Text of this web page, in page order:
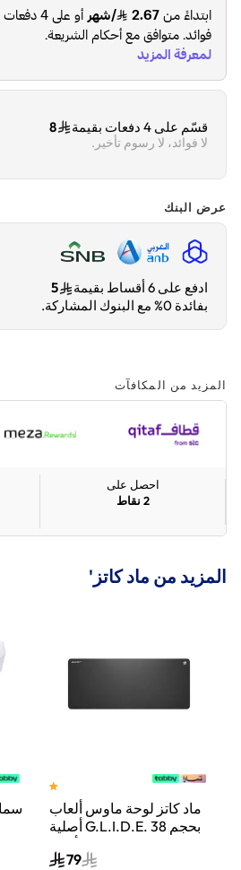
قسّم على 4 دفعات بقيمة 8
لا فوائد، لا رسوم تأخير.
عرض البنك
ادفع على 6 أقساط بقيمة
5
بفائدة 0% مع البنوك المشاركة.
المزيد من المكافآت
احصل على
2 نقاط
المزيد من ماد كاتز'
ماد كاتز لوحة ماوس ألعاب
أصلية G.L.I.D.E. بحجم 38
إنش كبيرة جدًا أسود
79